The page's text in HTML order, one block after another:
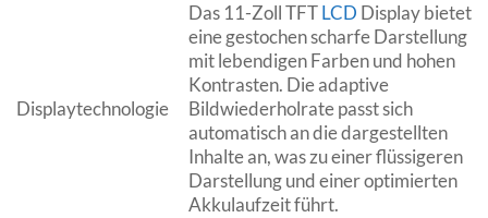
Displaytechnologie
Das 11-Zoll TFTLCD Display bietet
eine gestochen scharfe Darstellung
mit lebendigen Farben und hohen
Kontrasten. Die adaptive
Bildwiederholrate passt sich
automatisch an die dargestellten
Inhalte an, was zu einer flüssigeren
Darstellung und einer optimierten
Akkulaufzeit führt.